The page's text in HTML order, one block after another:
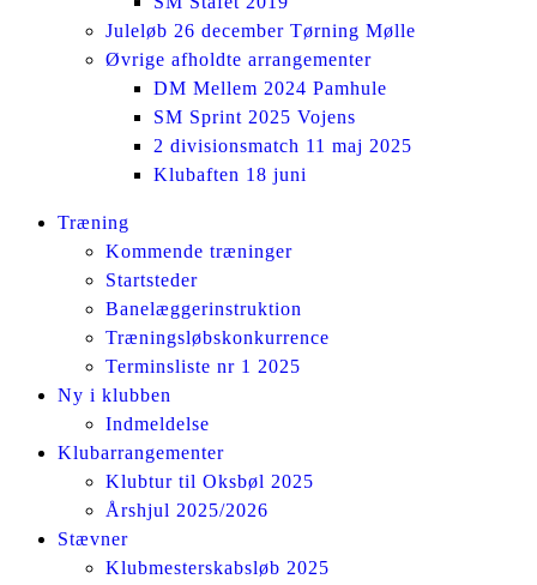
Juleløb 26 december Tørning Mølle
Øvrige afholdte arrangementer
DM Mellem 2024 Pamhule
SM Sprint 2025 Vojens
2 divisionsmatch 11 maj 2025
Klubaften 18 juni
Facebook
InstagramTræning
Kommende træninger
Startsteder
Banelæggerinstruktion
Træningsløbskonkurrence
Terminsliste nr 1 2025
Ny i klubben
Indmeldelse
Klubarrangementer
Klubtur til Oksbøl 2025
Årshjul 2025/2026
Stævner
Klubmesterskabsløb 2025